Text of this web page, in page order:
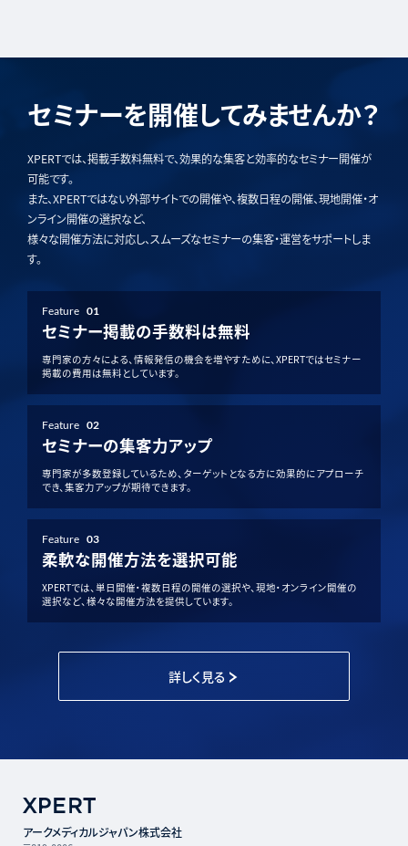
セミナーを開催してみませんか？
XPERTでは、掲載手数料無料で、効果的な集客と効率的なセミナー開催が
可能です。
また、XPERTではない外部サイトでの開催や、複数日程の開催、現地開催・オ
ンライン開催の選択など、
様々な開催方法に対応し、スムーズなセミナーの集客・運営をサポートしま
す。
Feature 01
セミナー掲載の手数料は無料
専門家の方々による、情報発信の機会を増やすために、XPERTではセミナー
掲載の費用は無料としています。
Feature 02
セミナーの集客力アップ
専門家が多数登録しているため、ターゲットとなる方に効果的にアプローチ
でき、集客力アップが期待できます。
Feature 03
柔軟な開催方法を選択可能
XPERTでは、単日開催・複数日程の開催の選択や、現地・オンライン開催の
選択など、様々な開催方法を提供しています。
詳しく見る
アークメディカルジャパン株式会社